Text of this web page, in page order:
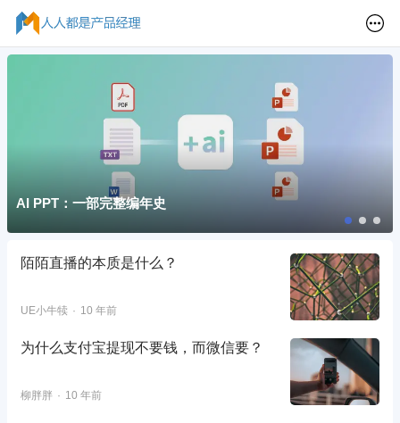
AI PPT：一部完整编年史
陌陌直播的本质是什么？
UE小牛犊 10 年前
为什么支付宝提现不要钱，而微信要？
柳胖胖 10 年前